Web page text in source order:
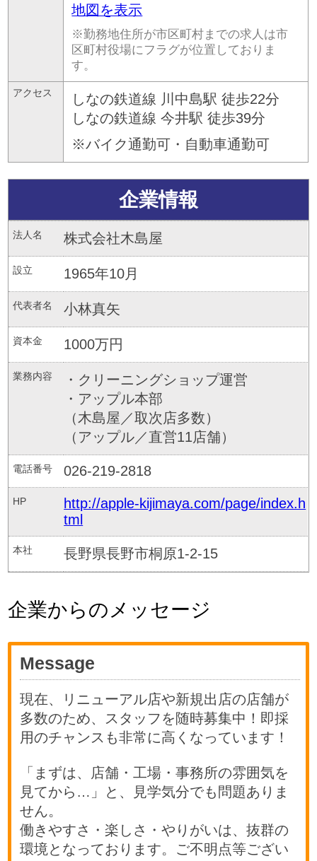
地図を表示
※勤務地住所が市区町村までの求人は市
区町村役場にフラグが位置しておりま
す。
アクセス
しなの鉄道線 川中島駅 徒歩22分
しなの鉄道線 今井駅 徒歩39分
※バイク通勤可・自動車通勤可
企業情報
法人名 株式会社木島屋
設立 1965年10月
代表者名 小林真矢
資本金 1000万円
業務内容
・クリーニングショップ運営
・アップル本部
（木島屋／取次店多数）
（アップル／直営11店舗）
電話番号 026-219-2818
HP
http://apple-kijimaya.com/page/index.h
tml
本社 長野県長野市桐原1-2-15
企業からのメッセージ
Message
現在、リニューアル店や新規出店の店舗が
多数のため、スタッフを随時募集中！即採
用のチャンスも非常に高くなっています！
「まずは、店舗・工場・事務所の雰囲気を
見てから…」と、見学気分でも問題ありま
せん。
働きやすさ・楽しさ・やりがいは、抜群の
環境となっております。ご不明点等ござい